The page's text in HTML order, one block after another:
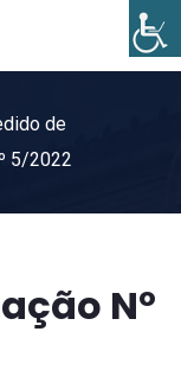
de
5/2022
Nº